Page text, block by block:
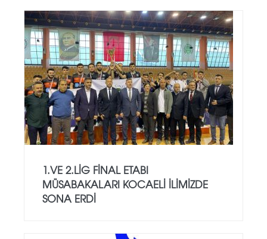
1.VE 2.LİG FİNAL ETABI
MÜSABAKALARI KOCAELİ İLİMİZDE
SONA ERDİ